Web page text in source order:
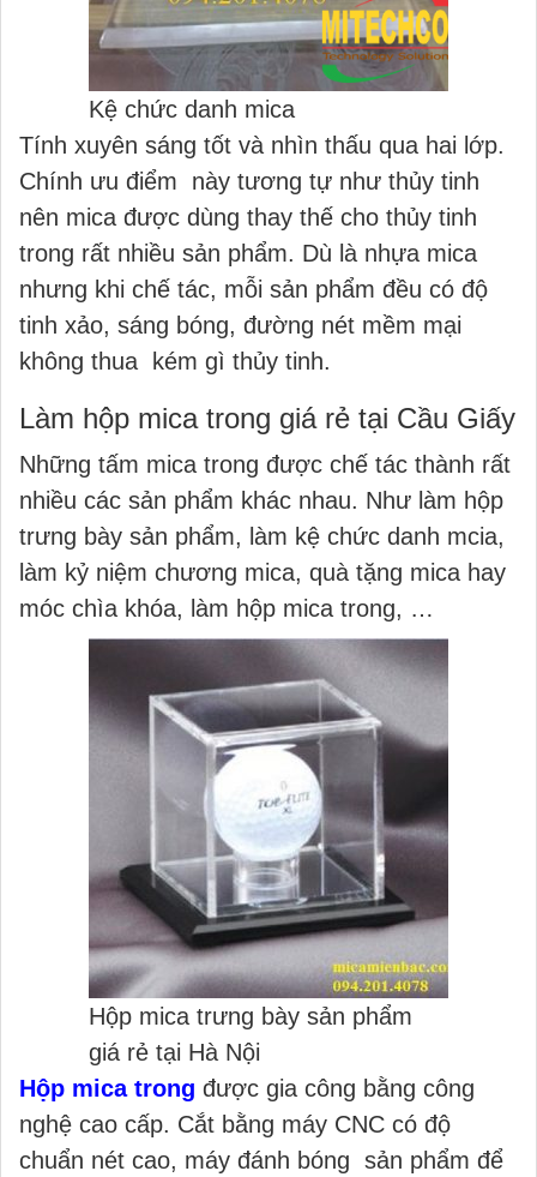
Kệ chức danh mica
Tính xuyên sáng tốt và nhìn thấu qua hai lớp.
Chính ưu điểm này tương tự như thủy tinh
nên mica được dùng thay thế cho thủy tinh
trong rất nhiều sản phẩm. Dù là nhựa mica
nhưng khi chế tác, mỗi sản phẩm đều có độ
tinh xảo, sáng bóng, đường nét mềm mại
không thua kém gì thủy tinh.
Làm hộp mica trong giá rẻ tại Cầu Giấy
Những tấm mica trong được chế tác thành rất
nhiều các sản phẩm khác nhau. Như làm hộp
trưng bày sản phẩm, làm kệ chức danh mcia,
làm kỷ niệm chương mica, quà tặng mica hay
móc chìa khóa, làm hộp mica trong, …
Hộp mica trưng bày sản phẩm
giá rẻ tại Hà Nội
Hộp mica trong được gia công bằng công
nghệ cao cấp. Cắt bằng máy CNC có độ
chuẩn nét cao, máy đánh bóng sản phẩm để